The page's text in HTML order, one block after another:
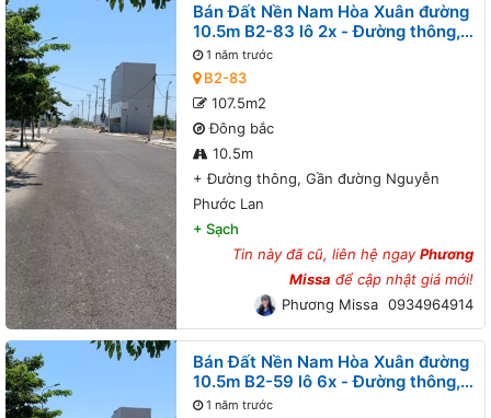
Bán Đất Nền Nam Hòa Xuân đường
10.5m B2-83 lô 2x - Đường thông,
Gần đường Nguyễn Phước Lan
1 năm trước
B2-83
107.5m2
Đông bắc
10.5m
+Đường thông, Gần đường Nguyễn
Phước Lan
+ Sạch
Tin này đã cũ, liên hệ ngayPhương
Missa để cập nhật giá mới!
Phương Missa 0934964914
Bán Đất Nền Nam Hòa Xuân đường
10.5m B2-59 lô 6x - Đường thông,
Gần đường Minh Mạng
1 năm trước